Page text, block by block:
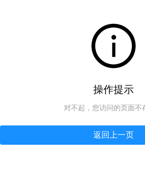
操作提示
对不起，您访问的页面不
返回上一页